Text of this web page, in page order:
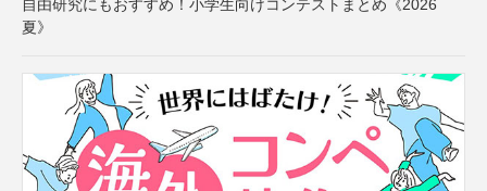
自由研究にもおすすめ！小学生向けコンテストまとめ《2026
夏》